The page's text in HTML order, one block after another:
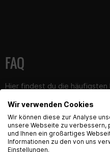
FAQ
Hier findest du die
English
Hey! Our Shop
Would you like to see
Wir verwenden Cookies
Wir können diese zur Analyse
unsere Webseite zu verbessern,
und Ihnen ein großartiges
Informationen zu den von uns
Einstellungen.